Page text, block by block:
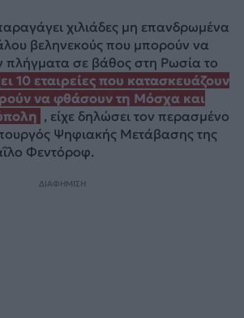
χιλιάδες μη επανδρωμένα
βεληνεκούς που μπορούν να
πλήγματα σε βάθος στη Ρωσία το
10 εταιρείες που κατασκευάζουν
να φθάσουν τη Μόσχα και
, είχε δηλώσει τον περασμένο
Ψηφιακής Μετάβασης της
Φεντόροφ.
ΔΙΑΦΗΜΙΣΗ